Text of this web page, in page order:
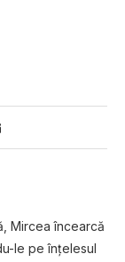
Mircea încearcă
le pe înțelesul